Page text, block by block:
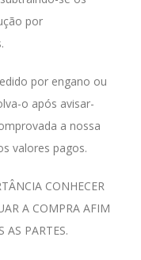
por
por engano ou
o após avisar-
a nossa
valores pagos.
CONHECER
A COMPRA AFIM
AS PARTES.